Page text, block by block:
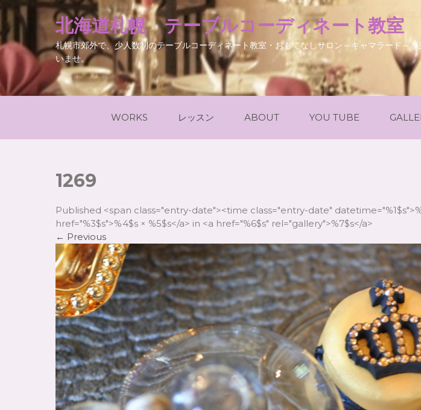
北海道札幌 テーブルコーディネート教
札幌市郊外で、少人数制のテーブルコーディネート教室・おもてなしサロン～キャマラード～
いませ。
WORKS レッスン ABOUT YOU TUBE
1269
Published <span class="entry-date"><time class="entry-date"
href="%3$s">%4$s × %5$s</a> in <a href="%6$s" rel="gallery">%7$s</a>
← Previous